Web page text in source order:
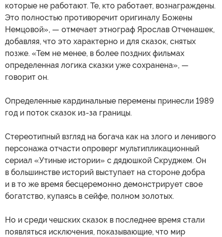
которые не работают. Те, кто работает, вознаграждены.
Это полностью противоречит оригиналу Божены
Немцовой», — отмечает этнограф Ярослав Отченашек,
добавляя, что это характерно и для сказок, снятых
позже. «Тем не менее, в более поздних фильмах
определенная логика сказки уже сохранена», —
говорит он.
Определенные кардинальные перемены принесли 1989
год и поток сказок из-за границы.
Стереотипный взгляд на богача как на злого и ленивого
персонажа отчасти опроверг мультипликационный
сериал «Утиные истории» с дядюшкой Скруджем. Он
в большинстве историй выступает на стороне добра
и в то же время бесцеремонно демонстрирует свое
богатство, купаясь в сейфе, полном золотых.
Но и среди чешских сказок в последнее время стали
появляться исключения, показывающие, что мир